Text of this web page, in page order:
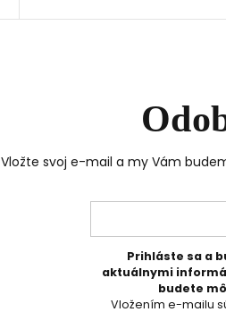
Vložte svoj e-mail a my Vám
Prihláste sa a
aktuálnymi
budete
Vložením e-mailu
budete